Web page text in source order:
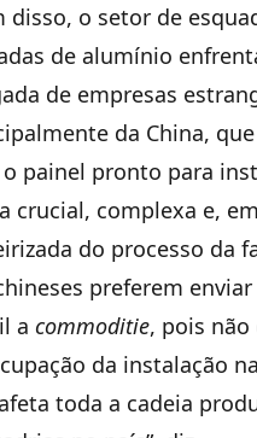
disso, o setor de
de alumínio
de empresas
da China,
painel pronto para
crucial, complexa e,
do processo da
preferem
a commoditie, pois não
da instalação
toda a cadeia